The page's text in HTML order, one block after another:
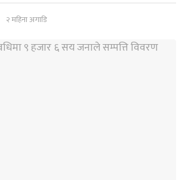
२ महिना अगाडि